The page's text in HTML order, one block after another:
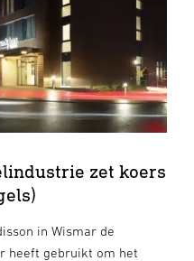
zet koers
in Wismar de
heeft gebruikt om het